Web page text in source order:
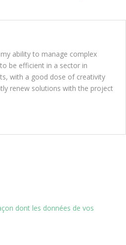
ability to manage complex
be efficient in a sector in
with a good dose of creativity
renew solutions with the project
dont les données de vos